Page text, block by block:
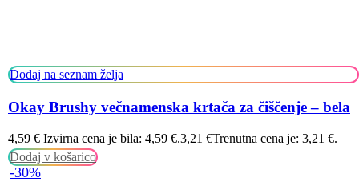
Dodaj na seznam želja
Okay Brushy večnamenska krtača za čiščenje – bela
4,59€ Izvirna cena je bila: 4,59 €.3,21 €Trenutna cena je: 3,21 €.
Dodaj v košarico
-30%